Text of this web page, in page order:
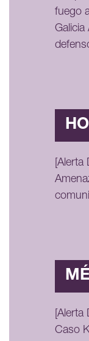
fuego
Galicia
[Alerta
Caso